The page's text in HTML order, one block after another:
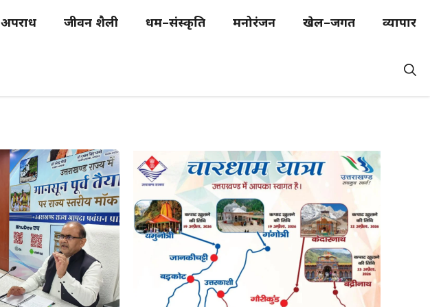
अपराध जीवन शैली धर्म–संस्कृति मनोरंजन खेल–जगत व्यापार